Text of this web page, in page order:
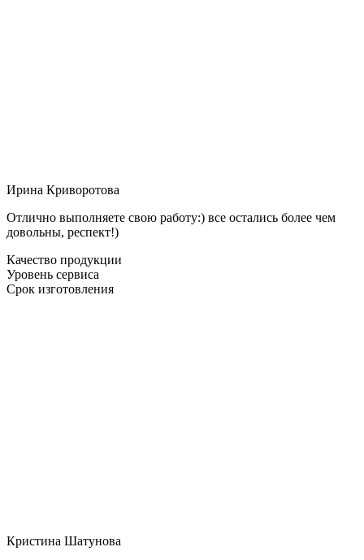
Ирина Криворотова
Отлично выполняете свою работу:) все остались более чем
довольны, респект!)
Качество продукции
Уровень сервиса
Срок изготовления
Кристина Шатунова